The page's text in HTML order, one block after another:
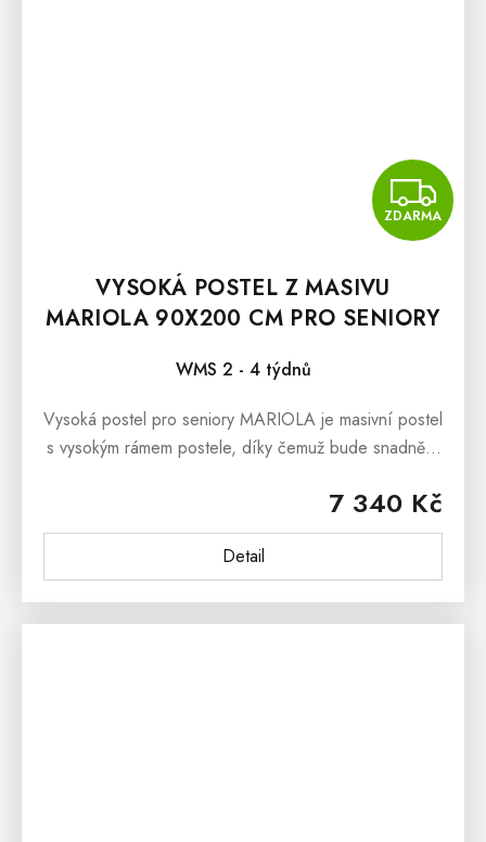
ZDARMA
VYSOKÁ POSTEL Z MASIVU
MARIOLA 90X200 CM PRO SENIORY
WMS 2 - 4 týdnů
7 340 Kč
Detail
Vysoká postel pro seniory MARIOLA je masivní postel
s vysokým rámem postele, díky čemuž bude snadnější